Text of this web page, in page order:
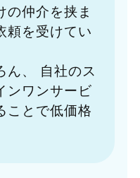
の仲介を挟ま
頼を受けてい
、
自社のス
ンワンサービ
ことで低価格